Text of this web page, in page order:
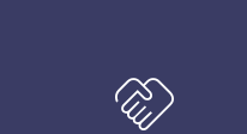
handshake